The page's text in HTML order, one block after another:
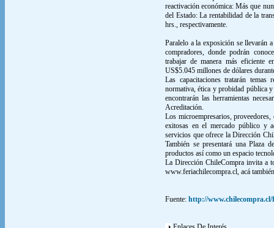
reactivación económica: Más que
del Estado: La rentabilidad de la
hrs., respectivamente.
Paralelo a la exposición se llevarán
compradores, donde podrán
trabajar de manera más eficiente
US$5.045 millones de dólares
Las capacitaciones tratarán
normativa, ética y probidad pública
encontrarán las herramientas
Acreditación.
Los microempresarios,
exitosas en el mercado público y
servicios que ofrece la Dirección
También se presentará una Plaza
productos así como un espacio
La Dirección ChileCompra invita a
www.feriachilecompra.cl, acá
Fuente: http://